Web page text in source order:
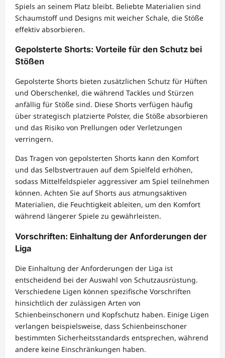
Spiels an seinem Platz bleibt. Beliebte Materialien sind
Schaumstoff und Designs mit weicher Schale, die Stöße
effektiv absorbieren.
Gepolsterte Shorts: Vorteile für den Schutz bei
Stößen
Gepolsterte Shorts bieten zusätzlichen Schutz für Hüften
und Oberschenkel, die während Tackles und Stürzen
anfällig für Stöße sind. Diese Shorts verfügen häufig
über strategisch platzierte Polster, die Stöße absorbieren
und das Risiko von Prellungen oder Verletzungen
verringern.
Das Tragen von gepolsterten Shorts kann den Komfort
und das Selbstvertrauen auf dem Spielfeld erhöhen,
sodass Mittelfeldspieler aggressiver am Spiel teilnehmen
können. Achten Sie auf Shorts aus atmungsaktiven
Materialien, die Feuchtigkeit ableiten, um den Komfort
während längerer Spiele zu gewährleisten.
Vorschriften: Einhaltung der Anforderungen der
Liga
Die Einhaltung der Anforderungen der Liga ist
entscheidend bei der Auswahl von Schutzausrüstung.
Verschiedene Ligen können spezifische Vorschriften
hinsichtlich der zulässigen Arten von
Schienbeinschonern und Kopfschutz haben. Einige Ligen
verlangen beispielsweise, dass Schienbeinschoner
bestimmten Sicherheitsstandards entsprechen, während
andere keine Einschränkungen haben.